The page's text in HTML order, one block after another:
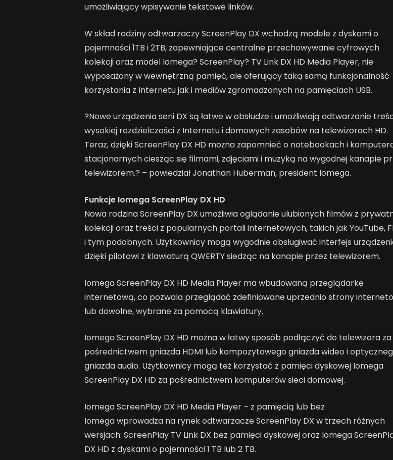
umożliwiający wpisywanie tekstowe linków.
W skład rodziny odtwarzaczy ScreenPlay DX wchodzą modele z dyskami o
pojemności 1TB i 2TB, zapewniające centralne przechowywanie cyfrowych
kolekcji oraz model Iomega? ScreenPlay? TV Link DX HD Media Player, nie
wyposażony w wewnętrzną pamięć, ale oferujący taką samą funkcjonalność
korzystania z Internetu jak i mediów zgromadzonych na pamięciach USB.
?Nowe urządzenia serii DX są łatwe w obsłudze i umożliwiają odtwarzanie
wysokiej rozdzielczości z Internetu i domowych zasobów na telewizorach HD.
Teraz, dzięki ScreenPlay DX HD można zapomnieć o notebookach i
stacjonarnych ciesząc się filmami, zdjęciami i muzyką na wygodnej kanapie
telewizorem.? – powiedział Jonathan Huberman, president Iomega.
Funkcje Iomega ScreenPlay DX HD
Nowa rodzina ScreenPlay DX umożliwia oglądanie ulubionych filmów z
kolekcji oraz treści z popularnych portali internetowych, takich jak YouTube,
i tym podobnych. Użytkownicy mogą wygodnie obsługiwać interfejs
dzięki pilotowi z klawiaturą QWERTY siedząc na kanapie przez telewizorem.
Iomega ScreenPlay DX HD Media Player ma wbudowaną przeglądarkę
internetową, co pozwala przeglądać zdefiniowane uprzednio strony
lub dowolne, wybrane za pomocą klawiatury.
Iomega ScreenPlay DX HD można w łatwy sposób podłączyć do telewizora za
pośrednictwem gniazda HDMI lub kompozytowego gniazda wideo i
gniazda audio. Użytkownicy mogą też korzystać z pamięci dyskowej Iomega
ScreenPlay DX HD za pośrednictwem komputerów sieci domowej.
Iomega ScreenPlay DX HD Media Player – z pamięcią lub bez
Iomega wprowadza na rynek odtwarzacze ScreenPlay DX w trzech różnych
wersjach: ScreenPlay TV Link DX bez pamięci dyskowej oraz Iomega
DX HD z dyskami o pojemności 1 TB lub 2 TB.